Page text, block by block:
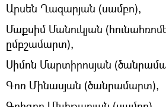
Արսեն Ղազարյան (սամբո),
Մաքսիմ Մանուկյան
ըմբշամարտ),
Սիմոն Մարտիրոսյան
Գոռ Մինասյան (ծանրամարտ),